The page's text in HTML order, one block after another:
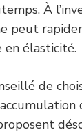
À
peut
en élasticité.
de